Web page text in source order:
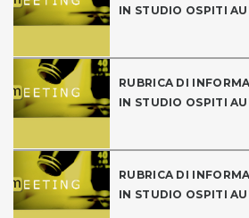
IN STUDIO OSPITI
RUBRICA DI
IN STUDIO OSPITI
RUBRICA DI
IN STUDIO OSPITI